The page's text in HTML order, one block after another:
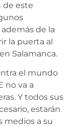
de este
de la
la puerta al
Salamanca.
el mundo
no va a
Y todos sus
estarán
medios a su